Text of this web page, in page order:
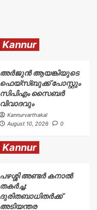
Kannur
അര്‍ജുന്‍ ആയങ്കിയുടെ
ഫെയ്‌സ്ബുക്ക് പോസ്റ്റും
സിപിഎം സൈബര്‍
വിവാദവും
Kannurvarthakal
August 10, 2026
0
Kannur
പഴശ്ശി അണ്ടർ കനാൽ
തകർച്ച:
ദുരിതബാധിതർക്ക്‌
അടിയന്തര